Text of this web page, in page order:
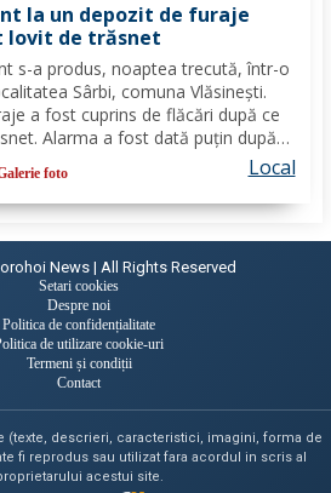
la un depozit de furaje
lovit de trăsnet
s-a produs, noaptea trecută, într-o
Sârbi, comuna Vlăsinești.
a fost cuprins de flăcări după ce
Alarma a fost dată puțin după
au deplasat, în cel mai scurt timp,
foto Local
News | All Rights Reserved
Setari cookies
Despre noi
Politica de confidențialitate
de utilizare cookie-uri
Termeni și condiții
Contact
(texte, descrieri, caracteristici, imagini, forma de
fi reprodus sau utilizat fara acordul in scris al
acestui site.